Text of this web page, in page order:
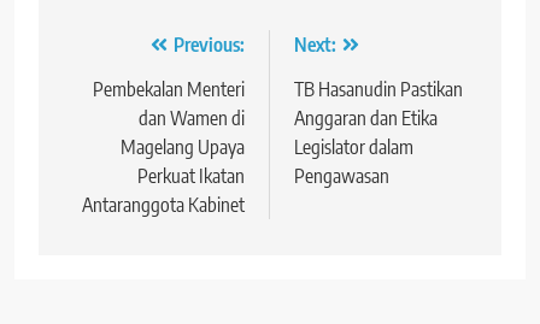
Navigasi
pos
Previous:
Pembekalan Menteri
dan Wamen di
Magelang Upaya
Perkuat Ikatan
Antaranggota Kabinet
Next:
TB Hasanudin Pastikan
Anggaran dan Etika
Legislator dalam
Pengawasan